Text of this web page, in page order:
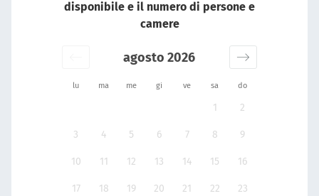
disponibile e il numero di persone e
camere
lu ma me gi ve sa do
agosto 2026
1 2
3 4 5 6 7 8 9
10 11 12 13 14 15 16
17 18 19 20 21 22 23